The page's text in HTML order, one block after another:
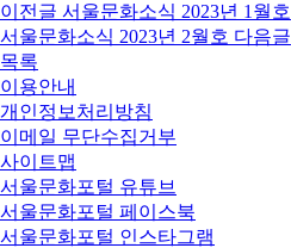
이전글 서울문화소식 2023년 1월호
서울문화소식 2023년 2월호 다음글
목록
이용안내
개인정보처리방침
이메일 무단수집거부
사이트맵
서울문화포털 유튜브
서울문화포털 페이스북
서울문화포털 인스타그램